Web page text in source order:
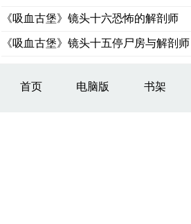
《吸血古堡》镜头十六恐怖的解剖师
《吸血古堡》镜头十五停尸房与解剖师
首页 电脑版 书架